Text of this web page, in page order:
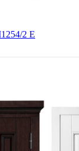
2 E